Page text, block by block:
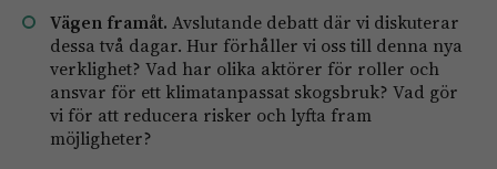
Vägen framåt. Avslutande debatt där vi diskuterar
dessa två dagar. Hur förhåller vi oss till denna nya
verklighet? Vad har olika aktörer för roller och
ansvar för ett klimatanpassat skogsbruk? Vad gör
vi för att reducera risker och lyfta fram
möjligheter?